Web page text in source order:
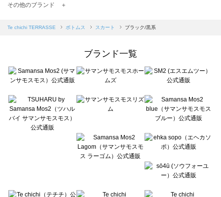
TSUHARU by Samansa Mos2（ツハルバイサマンサモスモス）のスカート一覧
Samansa Mos2 blue（サマンサモスモス ブルー）のスカート一覧
sō4ū（ソウフォーユー）のスカート一覧
Te chichi（テチチ）のスカート一覧
Te chichi CLASSIC（テチチ クラシック）のスカート一覧
Lugnoncure（ルノンキュール）のスカート一覧
BETTY'S BLUE（べティーズブルー）のスカート一覧
Wpc.（ワールドパーティー）のスカート一覧
その他のブランド ＋
Te chichi TERRASSE ボトムス スカート ブラック/黒系
ブランド一覧